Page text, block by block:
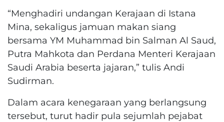
“Menghadiri undangan Kerajaan di Istana
Mina, sekaligus jamuan makan siang
bersama YM Muhammad bin Salman Al Saud,
Putra Mahkota dan Perdana Menteri Kerajaan
Saudi Arabia beserta jajaran,” tulis Andi
Sudirman.
Dalam acara kenegaraan yang berlangsung
tersebut, turut hadir pula sejumlah pejabat